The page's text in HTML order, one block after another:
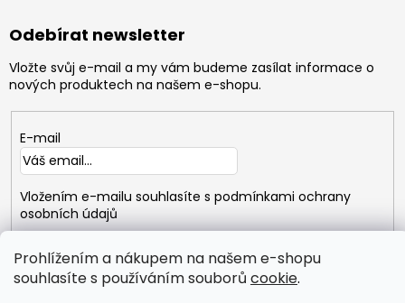
Prohlížením a nákupem na našem e-shopu
souhlasíte s používáním souborů cookie.
Odebírat newsletter
Vložte svůj e-mail a my vám budeme zasílat informace o
nových produktech na našem e-shopu.
E-mail
Vložením e-mailu souhlasíte s podmínkami ochrany
osobních údajů
PŘIHLÁSIT
SE